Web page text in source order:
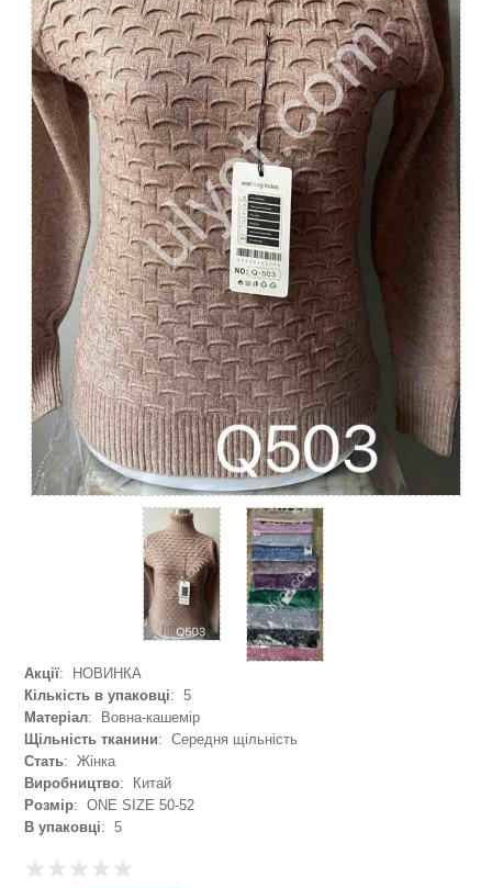
Акції: НОВИНКА
Кількість в упаковці: 5
Матеріал: Вовна-кашемір
Щільність тканини: Середня щільність
Стать: Жінка
Виробництво: Китай
Розмір: ONE SIZE 50-52
В упаковці: 5